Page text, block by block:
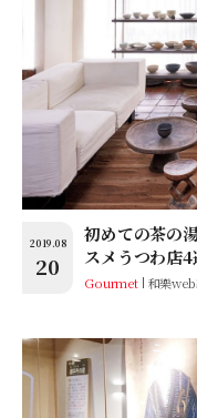
2019.08
20
初めての茶の
スメうつわ店4
Gourmet 和樂